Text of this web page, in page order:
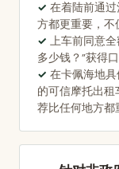
在着陆前通
方都更重要，不
上车前同意全
多少钱？”获得口
在卡佩海地具
的可信摩托出
荐比任何地方都